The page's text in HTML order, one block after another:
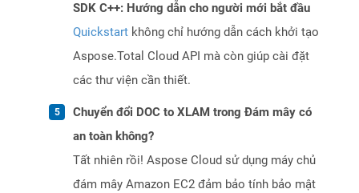
SDK C++: Hướng dẫn cho người mới bắt đầu
Quickstart không chỉ hướng dẫn cách khởi tạo
Aspose.Total Cloud API mà còn giúp cài đặt
các thư viện cần thiết.
Chuyển đổi DOC to XLAM trong Đám mây có
an toàn không?
Tất nhiên rồi! Aspose Cloud sử dụng máy chủ
đám mây Amazon EC2 đảm bảo tính bảo mật